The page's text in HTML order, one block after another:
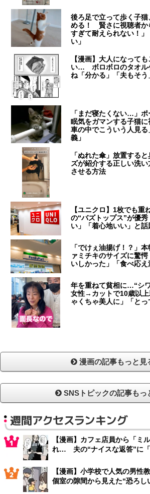
後ろ足で立って歩く子
める！ 賢さに視聴者か
すぎて耐えられない！
い」
【漫画】大人になって
い… ボロボロのタオル
ね「分かる」「夫もそう
「まだ寝たくない…」ポ
眠気をガマンする子猫
車の中でこういう人見
義」
「ぬれた傘」放置する
ズが紹介する正しい洗
させる方法
【ユニクロ】1枚でも
の“バズトップス”が優
い」「着心地いい」と話
「でけぇ油揚げ！？」
ァミチキのサイズに驚
いしかった」「食べ応え
年を重ねて貧相に…“シ
女性→カットで10歳以上
ゃくちゃ美人に」「とっ
漫画の記事もっと見
SNSトピックの記事もっ
週間アクセスランキング
【漫画】カフェ店員から「ミ
れ… 夫の“ナイスな返答”に「
【漫画】小学校で人気の男
個室の隙間から見えた“恐ろし